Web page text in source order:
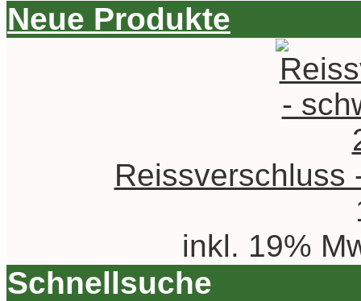
Neue Produkte
Reissverschluss
inkl. 19%
Schnellsuche